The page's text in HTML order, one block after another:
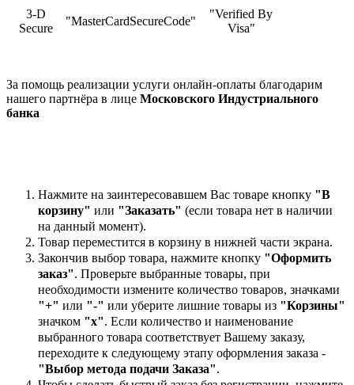
3-D
Secure
"MasterCardSecureCode"
"Verified By
Visa"
За помощь реализации услуги онлайн-оплаты благодарим
нашего партнёра в лице Московского Индустриального
банка
Нажмите на заинтересовавшем Вас товаре кнопку "В
корзину" или "Заказать" (если товара нет в наличии
на данный момент).
Товар переместится в корзину в нижней части экрана.
Закончив выбор товара, нажмите кнопку "Оформить
заказ". Проверьте выбранные товары, при
необходимости измените количество товаров, значками
"+" или "-" или уберите лишние товары из "Корзины"
значком "х". Если количество и наименование
выбранного товара соответствует Вашему заказу,
переходите к следующему этапу оформления заказа -
"Выбор метода подачи Заказа".